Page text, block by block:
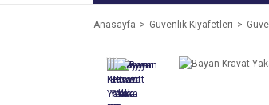
Anasayfa Güvenlik Kıyafetleri